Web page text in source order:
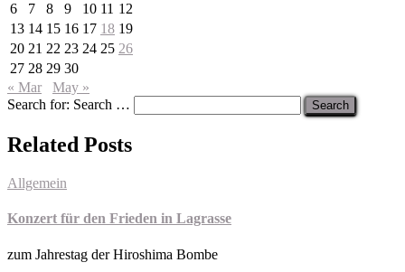
6
7 8 9 10 11 12
13 14 15 16 17 18 19
20 21 22 23 24 25 26
27 28 29 30
« Mar
May »
Search for: Search …
Related Posts
Allgemein
Konzert für den Frieden in Lagrasse
zum Jahrestag der Hiroshima Bombe